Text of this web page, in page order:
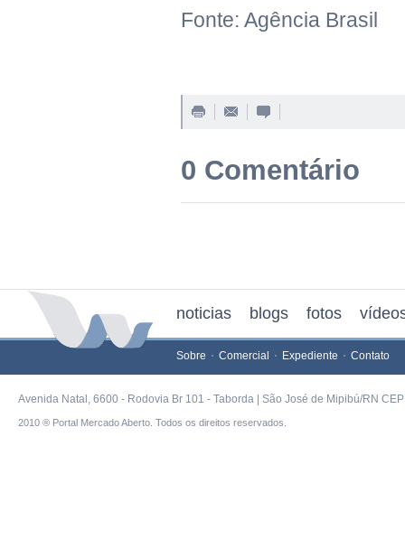
Fonte: Agência Brasil
0 Comentário
noticias blogs fotos
Sobre Comercial Expediente Contato
Avenida Natal, 6600 - Rodovia Br 101 - Taborda | São José de Mipibú/RN
2010 ® Portal Mercado Aberto. Todos os direitos reservados.